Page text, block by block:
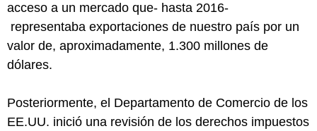
acceso a un mercado que- hasta 2016-
representaba exportaciones de nuestro país por un
valor de, aproximadamente, 1.300 millones de
dólares.
Posteriormente, el Departamento de Comercio de los
EE.UU. inició una revisión de los derechos impuestos